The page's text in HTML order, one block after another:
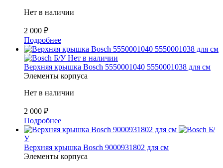
Нет в наличии
2 000 ₽
Подробнее
Б/У Нет в наличии
Верхняя крышка Bosch 5550001040 5550001038 для см
Элементы корпуса
Нет в наличии
2 000 ₽
Подробнее
Б/
У
Верхняя крышка Bosch 9000931802 для см
Элементы корпуса